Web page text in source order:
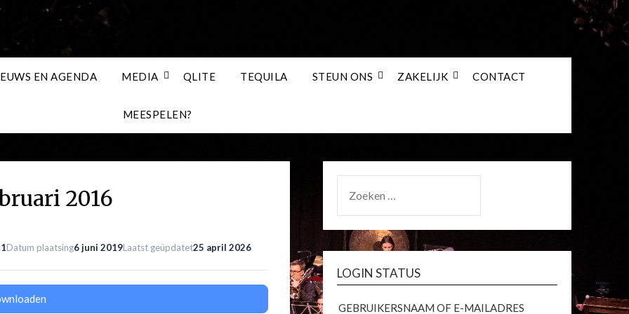
EN AGENDA MEDIA QLITE TEQUILA STEUN ONS ZAKELIJK CONTACT
MEESPELEN?
2016
1Datum plaatsing6 juni 2019Laatst geüpdatet25 april 2026
NAAR:
LOGIN STATUS
GEBRUIKERSNAAM OF E-MAILADRES